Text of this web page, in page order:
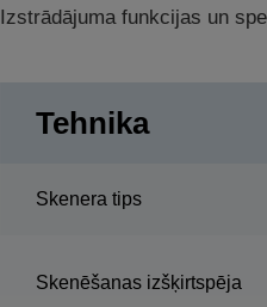
Izstrādājuma funkcijas un
Tehnika
Skenera tips
Skenēšanas izšķirtspēja